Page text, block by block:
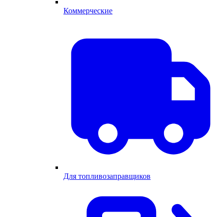
Коммерческие
Для топливозаправщиков